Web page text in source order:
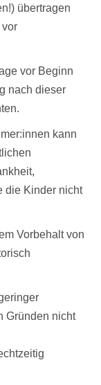
übertragen
vor
vor Beginn
nach dieser
kann
die Kinder nicht
Vorbehalt von
Gründen nicht